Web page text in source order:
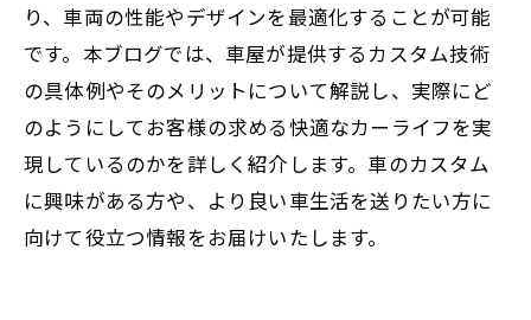
り、車両の性能やデザインを最適化することが可能
です。本ブログでは、車屋が提供するカスタム技術
の具体例やそのメリットについて解説し、実際にど
のようにしてお客様の求める快適なカーライフを実
現しているのかを詳しく紹介します。車のカスタム
に興味がある方や、より良い車生活を送りたい方に
向けて役立つ情報をお届けいたします。